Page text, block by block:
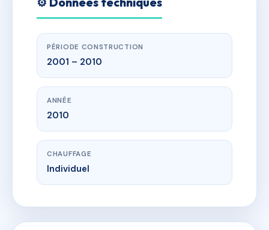
PÉRIODE CONSTRUCTION
2001 – 2010
ANNÉE
2010
CHAUFFAGE
Individuel